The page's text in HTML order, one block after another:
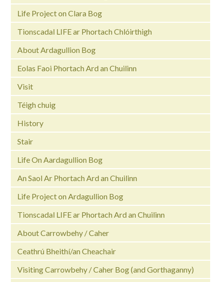
Life Project on Clara Bog
Tionscadal LIFE ar Phortach Chlóirthigh
About Ardagullion Bog
Eolas Faoi Phortach Ard an Chuilinn
Visit
Téigh chuig
History
Stair
Life On Aardagullion Bog
An Saol Ar Phortach Ard an Chuilinn
Life Project on Ardagullion Bog
Tionscadal LIFE ar Phortach Ard an Chuilinn
About Carrowbehy / Caher
Ceathrú Bheithí/an Cheachair
Visiting Carrowbehy / Caher Bog (and Gorthaganny)